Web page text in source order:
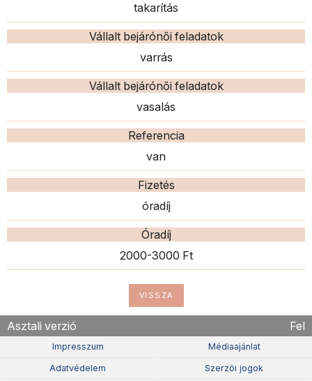
takarítás
Vállalt bejárónői feladatok
varrás
Vállalt bejárónői feladatok
vasalás
Referencia
van
Fizetés
óradíj
Óradíj
2000-3000 Ft
VISSZA
Asztali verzió Fel
Impresszum Médiaajánlat
Adatvédelem Szerzõi jogok